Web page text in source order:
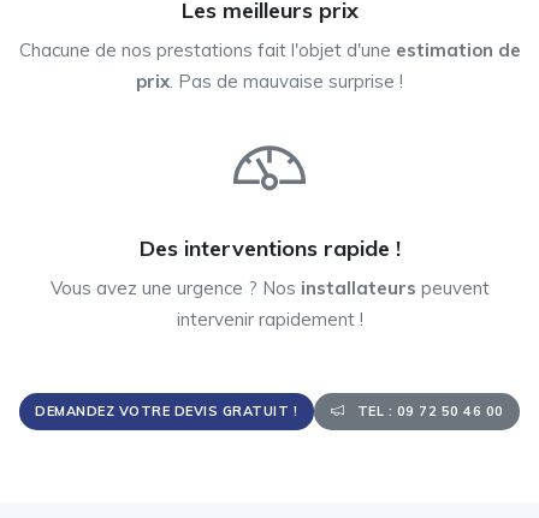
Les meilleurs prix
Chacune de nos prestations fait l'objet d'une estimation de
prix . Pas de mauvaise surprise !
Des interventions rapide !
Vous avez une urgence ? Nos installateurs peuvent
intervenir rapidement !
DEMANDEZ VOTRE DEVIS GRATUIT ! TEL : 09 72 50 46 00